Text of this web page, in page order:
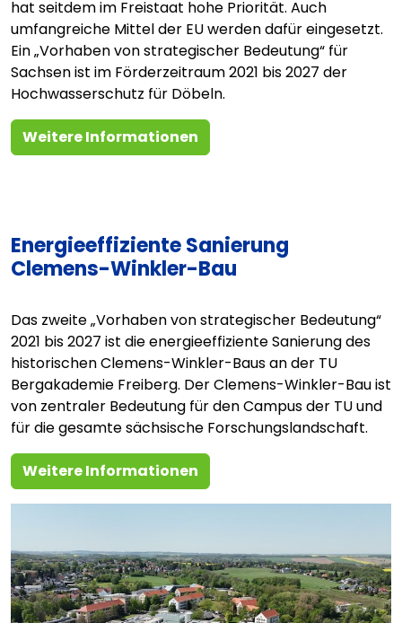
hat seitdem im Freistaat hohe Priorität. Auch
umfangreiche Mittel der EU werden dafür eingesetzt.
Ein „Vorhaben von strategischer Bedeutung“ für
Sachsen ist im Förderzeitraum 2021 bis 2027 der
Hochwasserschutz für Döbeln.
Weitere Informationen
Energieeffiziente Sanierung
Clemens-Winkler-Bau
Das zweite „Vorhaben von strategischer Bedeutung“
2021 bis 2027 ist die energieeffiziente Sanierung des
historischen Clemens-Winkler-Baus an der TU
Bergakademie Freiberg. Der Clemens-Winkler-Bau ist
von zentraler Bedeutung für den Campus der TU und
für die gesamte sächsische Forschungslandschaft.
Weitere Informationen